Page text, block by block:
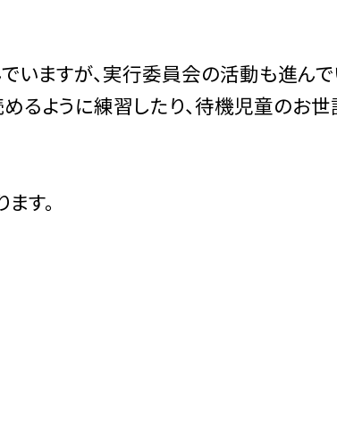
いますが、実行委員会の活動も進んで
るように練習したり、待機児童のお
す。